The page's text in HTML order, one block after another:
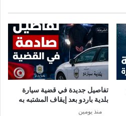
تفاصيل جديدة في قضية سيارة
بلدية باردو بعد إيقاف المشتبه به
منذ يومين